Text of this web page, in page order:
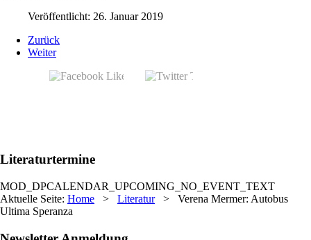
Veröffentlicht: 26. Januar 2019
Zurück
Weiter
Literaturtermine
MOD_DPCALENDAR_UPCOMING_NO_EVENT_TEXT
Aktuelle Seite: Home > Literatur > Verena Mermer: Autobus
Ultima Speranza